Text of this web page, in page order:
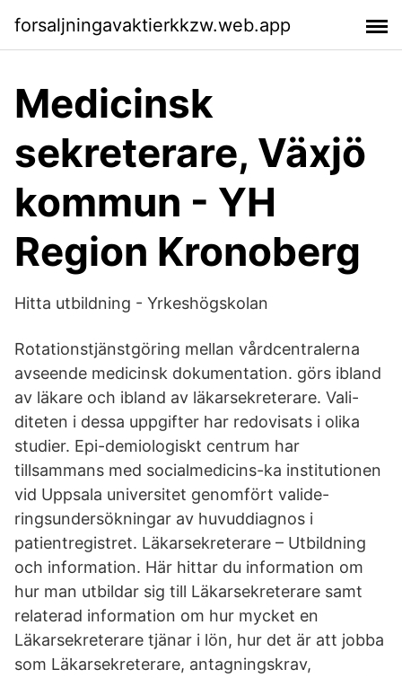
forsaljningavaktierkkzw.web.app
Medicinsk
sekreterare, Växjö
kommun - YH
Region Kronoberg
Hitta utbildning - Yrkeshögskolan
Rotationstjänstgöring mellan vårdcentralerna
avseende medicinsk dokumentation. görs ibland
av läkare och ibland av läkarsekreterare. Vali-
diteten i dessa uppgifter har redovisats i olika
studier. Epi-demiologiskt centrum har
tillsammans med socialmedicins-ka institutionen
vid Uppsala universitet genomfört valide-
ringsundersökningar av huvuddiagnos i
patientregistret. Läkarsekreterare – Utbildning
och information. Här hittar du information om
hur man utbildar sig till Läkarsekreterare samt
relaterad information om hur mycket en
Läkarsekreterare tjänar i lön, hur det är att jobba
som Läkarsekreterare, antagningskrav,